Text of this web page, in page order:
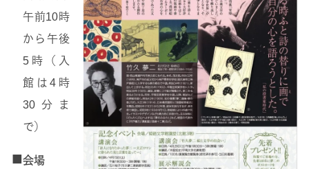
午前10時
から午後
5時（入
館は4時
30分ま
で）
■会場